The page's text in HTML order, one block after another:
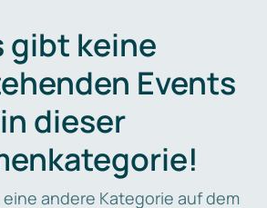
gibt keine
Events
in dieser
andere Kategorie auf dem